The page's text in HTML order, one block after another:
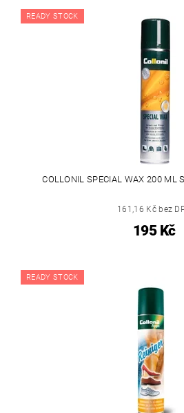
READY STOCK
COLLONIL SPECIAL WAX 200 ML
161,16 Kč bez
195 Kč
READY STOCK